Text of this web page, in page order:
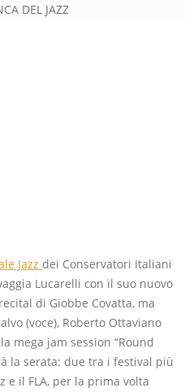
DEL JAZZ
Jazz dei Conservatori Italiani
Lucarelli con il suo nuovo
di Giobbe Covatta, ma
(voce), Roberto Ottaviano
mega jam session “Round
la serata: due tra i festival più
e il FLA, per la prima volta